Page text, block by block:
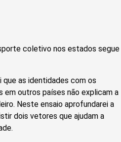
coletivo nos estados
as identidades com os
em outros países não explicam a
Neste ensaio aprofundarei a
dois vetores que ajudam a